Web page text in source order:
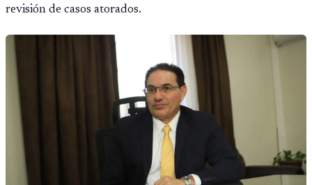
revisión de casos atorados.